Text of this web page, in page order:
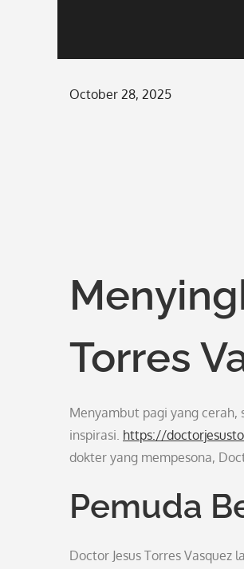
Posted
October 28, 2025
Torres
Menyambut pagi yang cerah,
inspirasi. https://
dokter yang mempesona,
Pemuda
Doctor Jesus Torres Vasquez